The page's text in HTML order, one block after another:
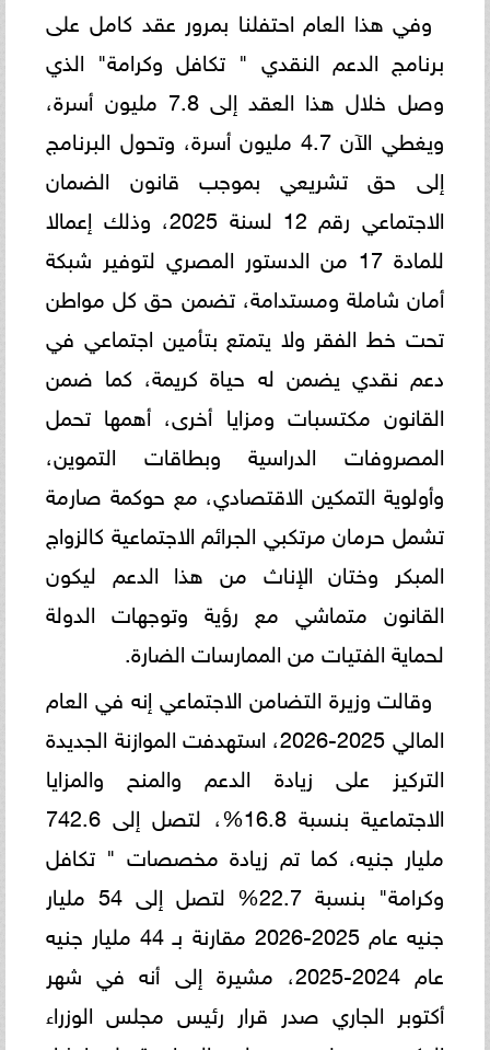
وفي هذا العام احتفلنا بمرور عقد كامل على
برنامج الدعم النقدي " تكافل وكرامة" الذي
وصل خلال هذا العقد إلى 7.8 مليون أسرة،
ويغطي الآن 4.7 مليون أسرة، وتحول البرنامج
إلى حق تشريعي بموجب قانون الضمان
الاجتماعي رقم 12 لسنة 2025، وذلك إعمالا
للمادة 17 من الدستور المصري لتوفير شبكة
أمان شاملة ومستدامة، تضمن حق كل مواطن
تحت خط الفقر ولا يتمتع بتأمين اجتماعي في
دعم نقدي يضمن له حياة كريمة، كما ضمن
القانون مكتسبات ومزايا أخرى، أهمها تحمل
المصروفات الدراسية وبطاقات التموين،
وأولوية التمكين الاقتصادي، مع حوكمة صارمة
تشمل حرمان مرتكبي الجرائم الاجتماعية كالزواج
المبكر وختان الإناث من هذا الدعم ليكون
القانون متماشي مع رؤية وتوجهات الدولة
لحماية الفتيات من الممارسات الضارة.
وقالت وزيرة التضامن الاجتماعي إنه في العام
المالي 2025-2026، استهدفت الموازنة الجديدة
التركيز على زيادة الدعم والمنح والمزايا
الاجتماعية بنسبة 16.8%، لتصل إلى 742.6
مليار جنيه، كما تم زيادة مخصصات " تكافل
وكرامة" بنسبة 22.7% لتصل إلى 54 مليار
جنيه عام 2025-2026 مقارنة بـ 44 مليار جنيه
عام 2024-2025، مشيرة إلى أنه في شهر
أكتوبر الجاري صدر قرار رئيس مجلس الوزراء